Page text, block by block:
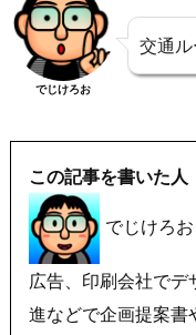
でじけろお
交通
この記事を書いた人
でじけろお
広告、印刷会社でデ
進などで企画提案書